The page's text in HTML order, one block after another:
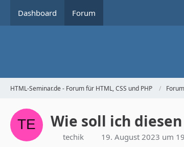
Dashboard Forum
HTML-Seminar.de - Forum für HTML, CSS und PHP Forum
Wie soll ich
techik 19. August 2023 um